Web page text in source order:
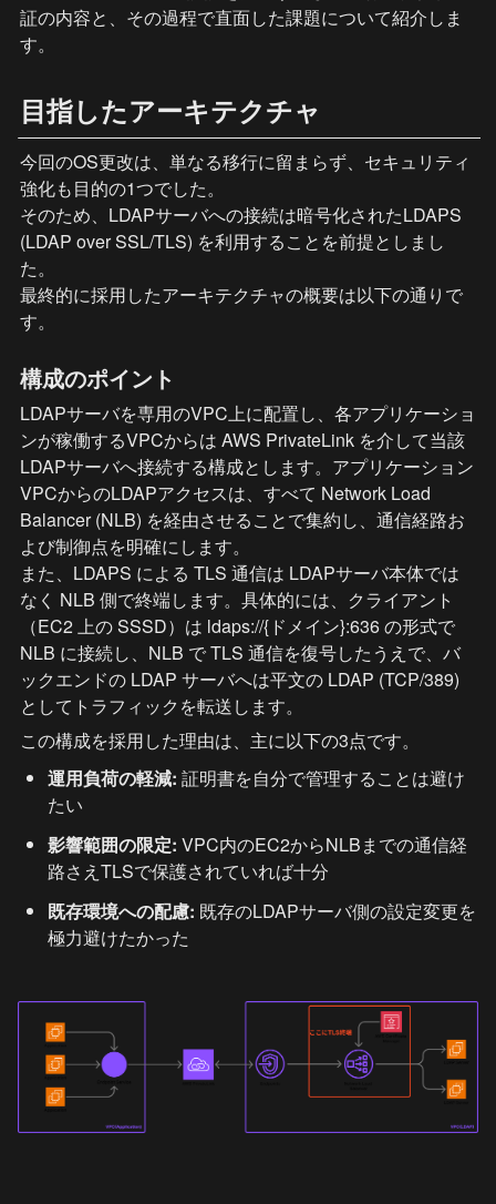
証の内容と、その過程で直面した課題について紹介しま
す。
目指したアーキテクチャ
今回のOS更改は、単なる移行に留まらず、セキュリティ
強化も目的の1つでした。
そのため、LDAPサーバへの接続は暗号化されたLDAPS
(LDAP over SSL/TLS) を利用することを前提としまし
た。
最終的に採用したアーキテクチャの概要は以下の通りで
す。
構成のポイント
LDAPサーバを専用のVPC上に配置し、各アプリケーショ
ンが稼働するVPCからは AWS PrivateLink を介して当該
LDAPサーバへ接続する構成とします。アプリケーション
VPCからのLDAPアクセスは、すべて Network Load
Balancer (NLB) を経由させることで集約し、通信経路お
よび制御点を明確にします。
また、LDAPS による TLS 通信は LDAPサーバ本体では
なく NLB 側で終端します。具体的には、クライアント
（EC2 上の SSSD）は ldaps://{ドメイン}:636 の形式で
NLB に接続し、NLB で TLS 通信を復号したうえで、バ
ックエンドの LDAP サーバへは平文の LDAP (TCP/389)
としてトラフィックを転送します。
この構成を採用した理由は、主に以下の3点です。
運用負荷の軽減: 証明書を自分で管理することは避け
たい
影響範囲の限定: VPC内のEC2からNLBまでの通信経
路さえTLSで保護されていれば十分
既存環境への配慮: 既存のLDAPサーバ側の設定変更を
極力避けたかった